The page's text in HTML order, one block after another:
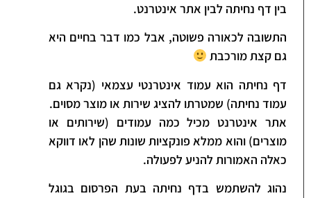
בין דף נחיתה לבין אתר אינטרנט.
התשובה לכאורה פשוטה, אבל כמו דבר בחיים היא
גם קצת מורכבת
דף נחיתה הוא עמוד אינטרנטי עצמאי (נקרא גם
עמוד נחיתה) שמטרתו להציג שירות או מוצר מסוים.
אתר אינטרנט מכיל כמה עמודים (שירותים או
מוצרים) והוא ממלא פונקציות שונות שהן לאו דווקא
כאלה האמורות להניע לפעולה.
נהוג להשתמש בדף נחיתה בעת הפרסום בגוגל